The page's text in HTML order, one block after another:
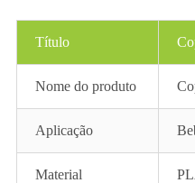
Título
Nome do produto
Aplicação
Material